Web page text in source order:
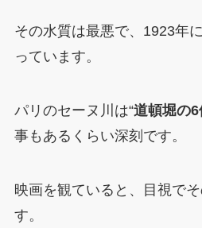
その水質は最悪で、1923年
っています。
パリのセーヌ川は“道頓堀の
事もあるくらい深刻です。
映画を観ていると、目視で
す。